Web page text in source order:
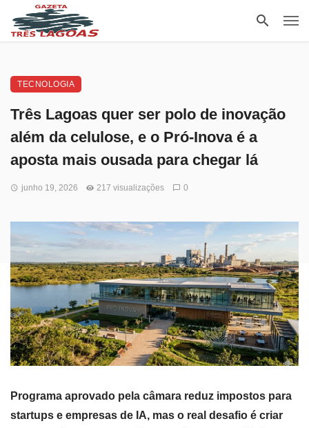
TECNOLOGIA
Três Lagoas quer ser polo de inovação
além da celulose, e o Pró-Inova é a
aposta mais ousada para chegar lá
junho 19, 2026 217 visualizações 0
Programa aprovado pela câmara reduz impostos para
startups e empresas de IA, mas o real desafio é criar